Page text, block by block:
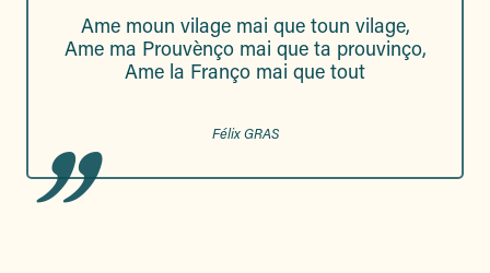
Ame moun vilage mai que toun vilage,
Ame ma Prouvènço mai que ta prouvinço,
Ame la Franço mai que tout
Félix GRAS